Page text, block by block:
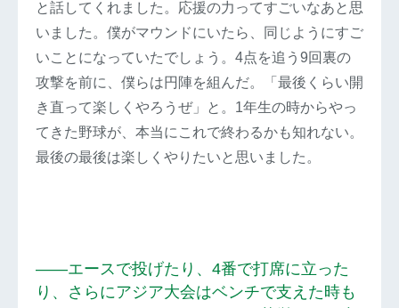
と話してくれました。応援の力ってすごいなあと思
いました。僕がマウンドにいたら、同じようにすご
いことになっていたでしょう。4点を追う9回裏の
攻撃を前に、僕らは円陣を組んだ。「最後くらい開
き直って楽しくやろうぜ」と。1年生の時からやっ
てきた野球が、本当にこれで終わるかも知れない。
最後の最後は楽しくやりたいと思いました。
――エースで投げたり、4番で打席に立った
り、さらにアジア大会はベンチで支えた時も